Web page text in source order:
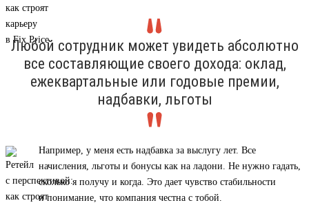
Любой сотрудник может увидеть абсолютно
все составляющие своего дохода: оклад,
ежеквартальные или годовые премии,
надбавки, льготы
Например, у меня есть надбавка за выслугу лет. Все
начисления, льготы и бонусы как на ладони. Не нужно гадать,
сколько я получу и когда. Это дает чувство стабильности
и понимание, что компания честна с тобой.